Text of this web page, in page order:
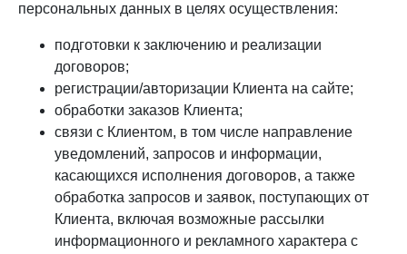
персональных данных в целях осуществления:
подготовки к заключению и реализации
договоров;
регистрации/авторизации Клиента на сайте;
обработки заказов Клиента;
связи с Клиентом, в том числе направление
уведомлений, запросов и информации,
касающихся исполнения договоров, а также
обработка запросов и заявок, поступающих от
Клиента, включая возможные рассылки
информационного и рекламного характера с